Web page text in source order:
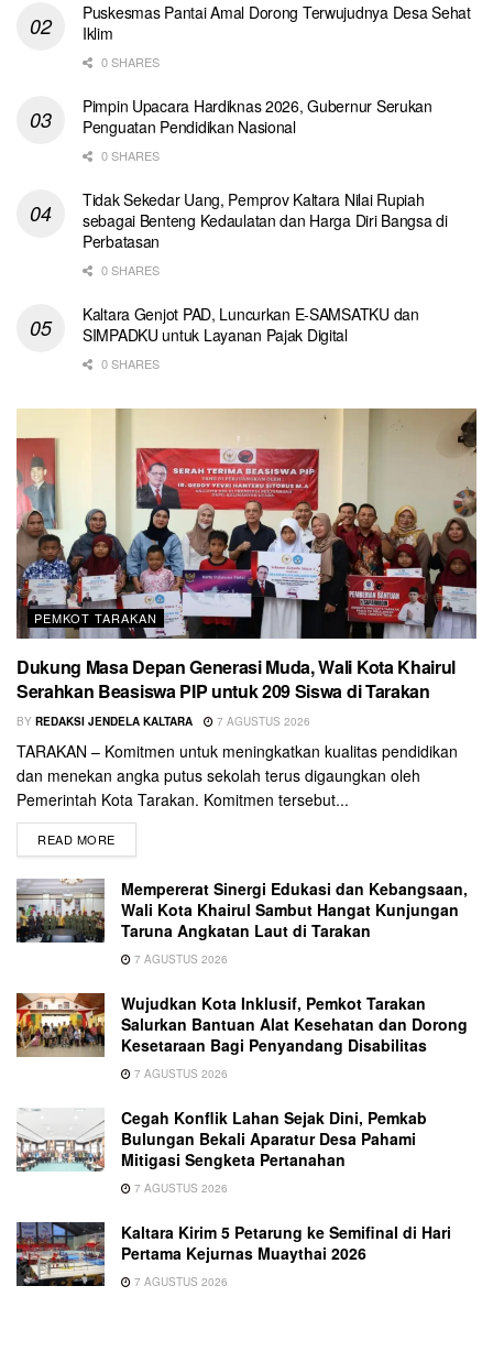
Puskesmas Pantai Amal Dorong Terwujudnya Desa Sehat
Iklim
0 SHARES
Pimpin Upacara Hardiknas 2026, Gubernur Serukan
Penguatan Pendidikan Nasional
0 SHARES
Tidak Sekedar Uang, Pemprov Kaltara Nilai Rupiah
sebagai Benteng Kedaulatan dan Harga Diri Bangsa di
Perbatasan
0 SHARES
Kaltara Genjot PAD, Luncurkan E-SAMSATKU dan
SIMPADKU untuk Layanan Pajak Digital
0 SHARES
PEMKOT TARAKAN
Dukung Masa Depan Generasi Muda, Wali Kota Khairul
Serahkan Beasiswa PIP untuk 209 Siswa di Tarakan
BY REDAKSI JENDELA KALTARA 7 AGUSTUS 2026
TARAKAN – Komitmen untuk meningkatkan kualitas pendidikan
dan menekan angka putus sekolah terus digaungkan oleh
Pemerintah Kota Tarakan. Komitmen tersebut...
READ MORE
Mempererat Sinergi Edukasi dan Kebangsaan,
Wali Kota Khairul Sambut Hangat Kunjungan
Taruna Angkatan Laut di Tarakan
7 AGUSTUS 2026
Wujudkan Kota Inklusif, Pemkot Tarakan
Salurkan Bantuan Alat Kesehatan dan Dorong
Kesetaraan Bagi Penyandang Disabilitas
7 AGUSTUS 2026
Cegah Konflik Lahan Sejak Dini, Pemkab
Bulungan Bekali Aparatur Desa Pahami
Mitigasi Sengketa Pertanahan
7 AGUSTUS 2026
Kaltara Kirim 5 Petarung ke Semifinal di Hari
Pertama Kejurnas Muaythai 2026
7 AGUSTUS 2026